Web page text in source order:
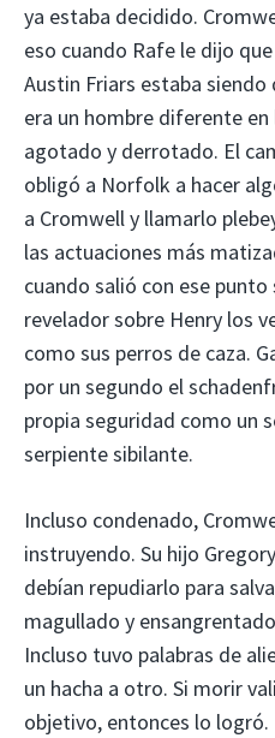
ya estaba decidido.
eso cuando Rafe le dijo
Austin Friars estaba
era un hombre diferente
agotado y derrotado. El
obligó a Norfolk a hacer
a Cromwell y llamarlo
las actuaciones más
cuando salió con ese
revelador sobre Henry los
como sus perros de caza.
por un segundo el
propia seguridad como un
serpiente sibilante.
Incluso condenado,
instruyendo. Su hijo
debían repudiarlo para
magullado y
Incluso tuvo palabras de
un hacha a otro. Si morir
objetivo, entonces lo logró.